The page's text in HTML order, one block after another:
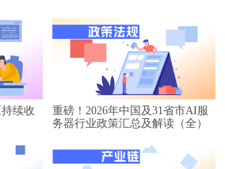
续收
重磅！2026年中国及31省市AI服
务器行业政策汇总及解读（全）